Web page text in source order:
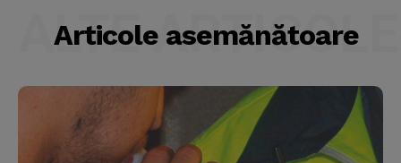
Articole asemănătoare
ALTE ARTICOLE